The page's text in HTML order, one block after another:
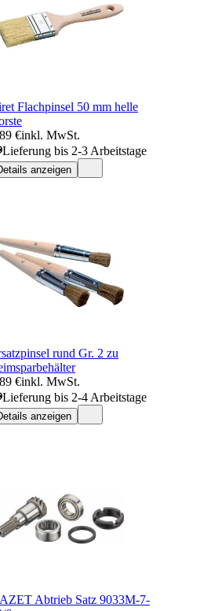
Flachpinsel 50 mm helle
€inkl. MwSt.
Lieferung bis 2-3 Arbeitstage
anzeigen
rund Gr. 2 zu
€inkl. MwSt.
Lieferung bis 2-4 Arbeitstage
anzeigen
Abtrieb Satz 9033M-7-